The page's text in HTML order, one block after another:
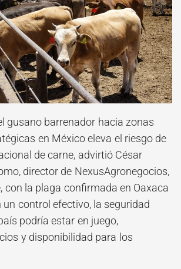
gusano barrenador hacia zonas
en México eleva el riesgo de
de carne, advirtió César
director de NexusAgronegocios,
con la plaga confirmada en Oaxaca
un control efectivo, la seguridad
podría estar en juego,
y disponibilidad para los